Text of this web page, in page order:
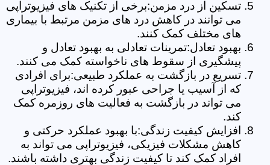
تسکین از درد مزمن:برخی از تکنیک های فیزیوتراپی
می توانند در کاهش درد های مزمن مرتبط با بیماری
های مختلف کمک کنند.
بهبود تعادل:تمرینات تعادلی به بهبود تعادل و
پیشگیری از سقوط های ناخواسته کمک می کنند.
تسریع در بازگشت به عملکرد طبیعی:برای افرادی
که از آسیب یا جراحی عبور کرده اند، فیزیوتراپی
می تواند در بازگشت به فعالیت های روزمره کمک
کند.
افزایش کیفیت زندگی:با بهبود عملکرد حرکتی و
کاهش مشکلات فیزیکی، فیزیوتراپی می تواند به
افراد کمک کند تا کیفیت زندگی بهتری داشته باشند.